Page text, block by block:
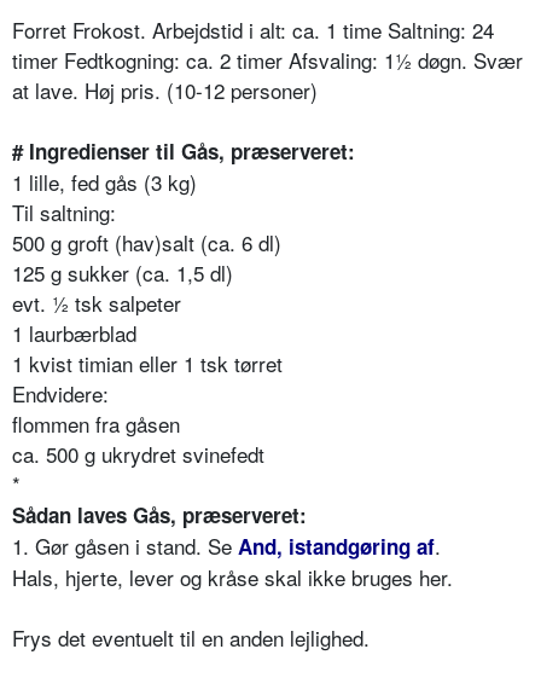
Forret Frokost. Arbejdstid i alt: ca. 1 time Saltning: 24
timer Fedtkogning: ca. 2 timer Afsvaling: 1½ døgn. Svær
at lave. Høj pris. (10-12 personer)
# Ingredienser til Gås, præserveret:
1 lille, fed gås (3 kg)
Til saltning:
500 g groft (hav)salt (ca. 6 dl)
125 g sukker (ca. 1,5 dl)
evt. ½ tsk salpeter
1 laurbærblad
1 kvist timian eller 1 tsk tørret
Endvidere:
flommen fra gåsen
ca. 500 g ukrydret svinefedt
*
Sådan laves Gås, præserveret:
1. Gør gåsen i stand. Se And, istandgøring af.
Hals, hjerte, lever og kråse skal ikke bruges her.
Frys det eventuelt til en anden lejlighed.